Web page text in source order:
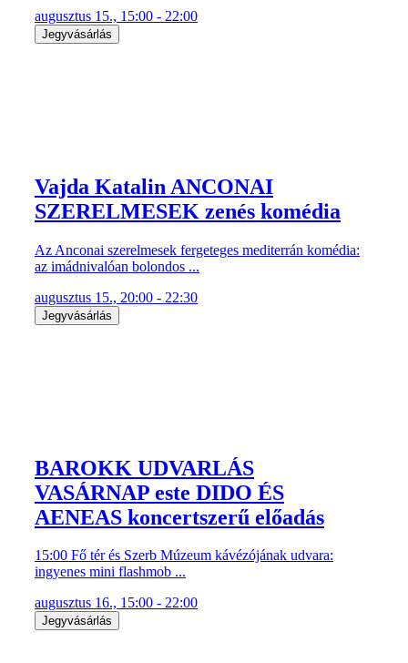
augusztus 15., 15:00 - 22:00
Jegyvásárlás
Vajda Katalin ANCONAI
SZERELMESEK zenés komédia
Az Anconai szerelmesek fergeteges mediterrán komédia:
az imádnivalóan bolondos ...
augusztus 15., 20:00 - 22:30
Jegyvásárlás
BAROKK UDVARLÁS
VASÁRNAP este DIDO ÉS
AENEAS koncertszerű előadás
15:00 Fő tér és Szerb Múzeum kávézójának udvara:
ingyenes mini flashmob ...
augusztus 16., 15:00 - 22:00
Jegyvásárlás